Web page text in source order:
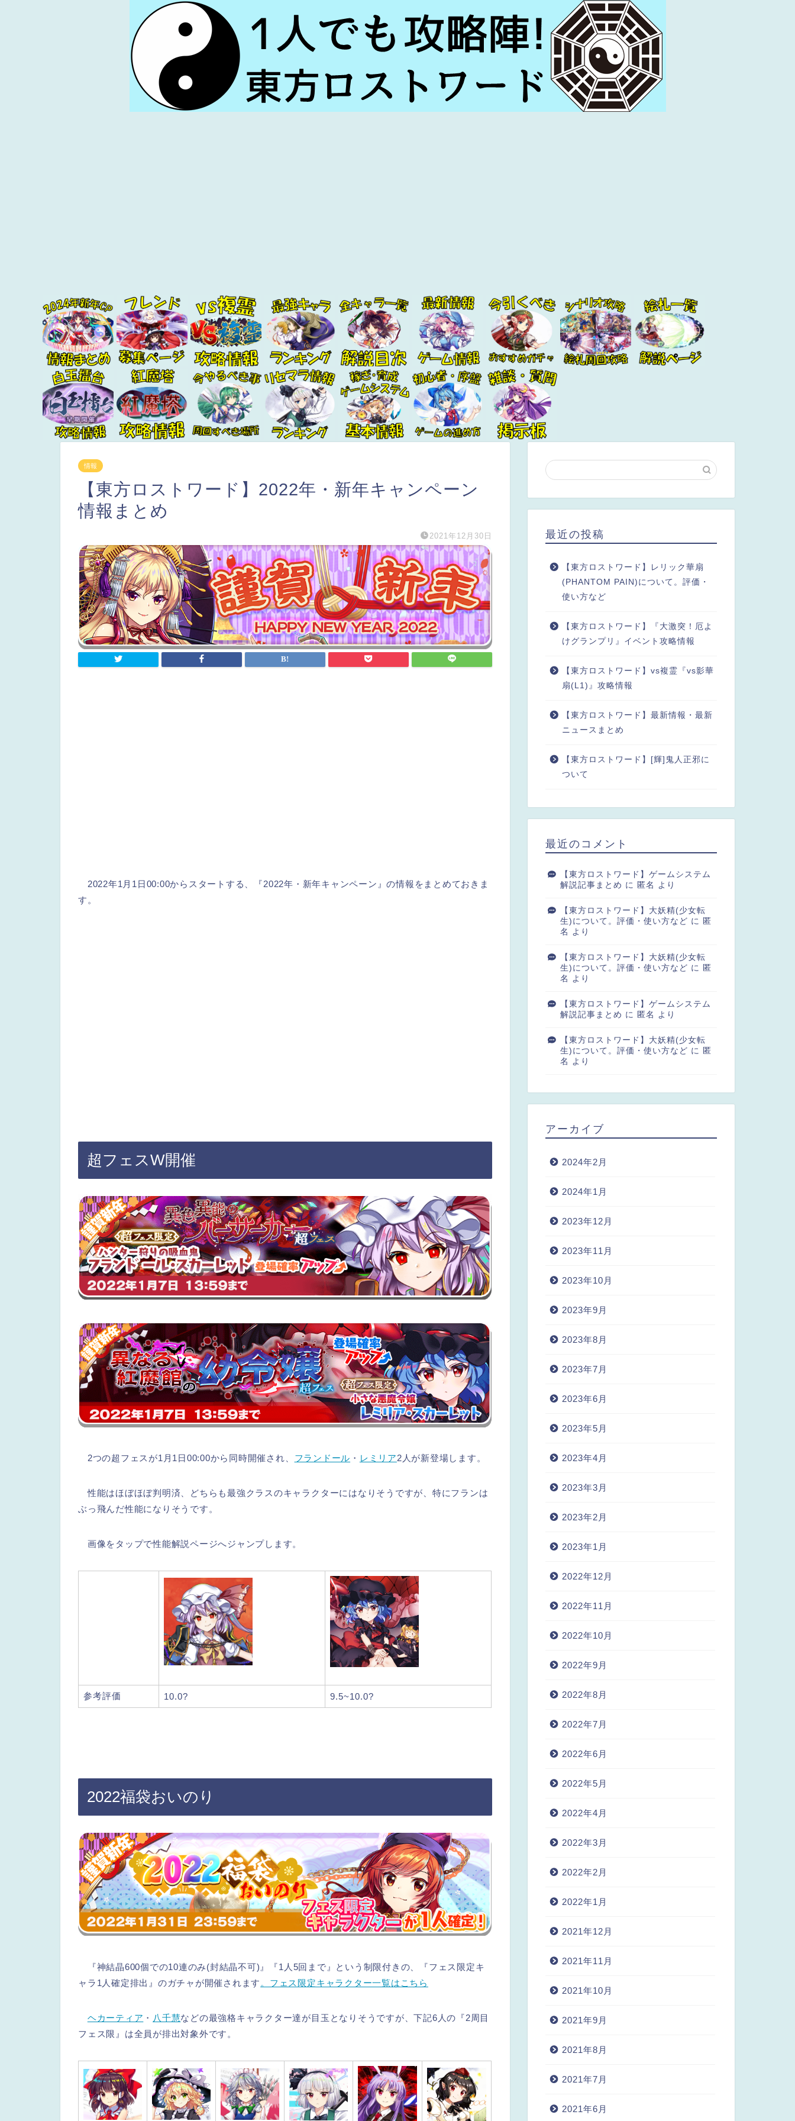
情報
【東方ロストワード】2022年・新年キャンペーン
情報まとめ
2021年12月30日
2022年1月1日00:00からスタートする、『2022年・新年キャンペーン』の情報をまとめておきま
す。
超フェスW開催
2つの超フェスが1月1日00:00から同時開催され、 フランドール ・ レミリア2人が新登場します。
性能はほぼほぼ判明済、どちらも最強クラスのキャラクターにはなりそうですが、特にフランは
ぶっ飛んだ性能になりそうです。
画像をタップで性能解説ページへジャンプします。
参考評価 10.0? 9.5~10.0?
2022福袋おいのり
『神結晶600個での10連のみ(封結晶不可)』『1人5回まで』という制限付きの、『フェス限定キ
ャラ1人確定排出』のガチャが開催されます 。フェス限定キャラクター一覧はこちら
ヘカーティア ・ 八千慧などの最強格キャラクター達が目玉となりそうですが、下記6人の『2周目
フェス限』は全員が排出対象外です。
最近の投稿
【東方ロストワード】レリック華扇
(PHANTOM PAIN)について。評価・
使い方など
【東方ロストワード】『大激突！厄よ
けグランプリ』イベント攻略情報
【東方ロストワード】vs複霊『vs影華
扇(L1)』攻略情報
【東方ロストワード】最新情報・最新
ニュースまとめ
【東方ロストワード】[輝]鬼人正邪に
ついて
最近のコメント
【東方ロストワード】ゲームシステム
解説記事まとめ に 匿名 より
【東方ロストワード】大妖精(少女転
生)について。評価・使い方など に 匿
名 より
【東方ロストワード】大妖精(少女転
生)について。評価・使い方など に 匿
名 より
【東方ロストワード】ゲームシステム
解説記事まとめ に 匿名 より
【東方ロストワード】大妖精(少女転
生)について。評価・使い方など に 匿
名 より
アーカイブ
2024年2月
2024年1月
2023年12月
2023年11月
2023年10月
2023年9月
2023年8月
2023年7月
2023年6月
2023年5月
2023年4月
2023年3月
2023年2月
2023年1月
2022年12月
2022年11月
2022年10月
2022年9月
2022年8月
2022年7月
2022年6月
2022年5月
2022年4月
2022年3月
2022年2月
2022年1月
2021年12月
2021年11月
2021年10月
2021年9月
2021年8月
2021年7月
2021年6月